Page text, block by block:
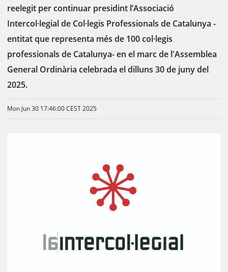
reelegit per continuar presidint l’Associació
Intercol·legial de Col·legis Professionals de Catalunya -
entitat que representa més de 100 col·legis
professionals de Catalunya- en el marc de l'Assemblea
General Ordinària celebrada el dilluns 30 de juny del
2025.
Mon Jun 30 17:46:00 CEST 2025